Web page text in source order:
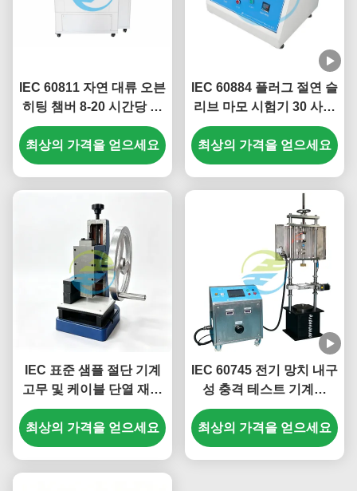
IEC 60811 자연 대류 오븐
히팅 챔버 8-20 시간당 환
기회수
최상의 가격을 얻으세요
IEC 60884 플러그 절연 슬
리브 마모 시험기 30 사이
클/분 9mm 스트로크
최상의 가격을 얻으세요
IEC 표준 샘플 절단 기계
고무 및 케이블 단열 재료
테스트 샘플 준비 사용자
정의 덤벨 다이 곰팡이
최상의 가격을 얻으세요
IEC 60745 전기 망치 내구
성 충격 테스트 기계는
2.5kW까지 휴대용 전력
도구입니다.
최상의 가격을 얻으세요